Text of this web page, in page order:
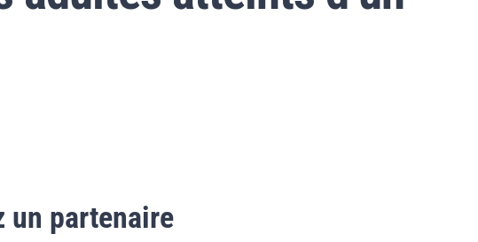
un partenaire